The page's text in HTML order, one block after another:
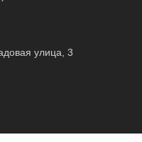
улица, 3